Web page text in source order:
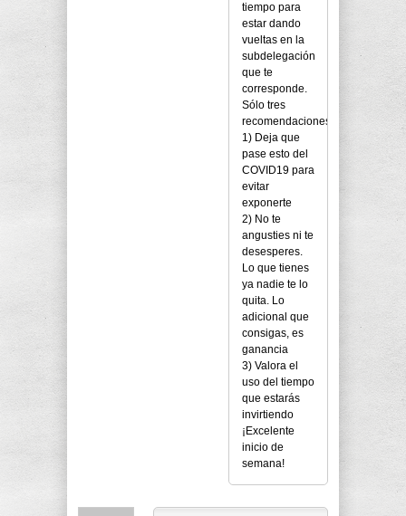
tiempo para
estar dando
vueltas en la
subdelegación
que te
corresponde.
Sólo tres
recomendaciones:
1) Deja que
pase esto del
COVID19 para
evitar
exponerte
2) No te
angusties ni te
desesperes.
Lo que tienes
ya nadie te lo
quita. Lo
adicional que
consigas, es
ganancia
3) Valora el
uso del tiempo
que estarás
invirtiendo
¡Excelente
inicio de
semana!